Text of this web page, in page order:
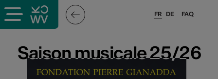
FAQ
FR DE
Saison musicale 25/26
Saison musicale 25/26